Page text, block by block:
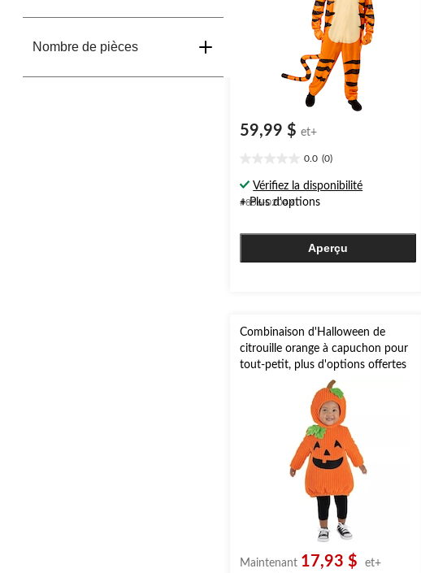
Nombre de pièces
59,99 $ et+
0.0 (0)
étoile(s)
sur
Vérifiez la disponibilité
#856-0204X
+ Plus d'options
Aperçu
Combinaison d'Halloween de
citrouille orange à capuchon pour
tout-petit, plus d'options offertes
Maintenant 17,93 $
et+